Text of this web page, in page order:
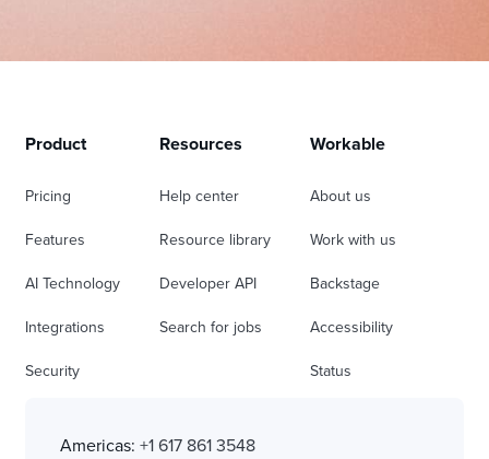
Product
Pricing
Features
AI Technology
Integrations
Security
Resources
Help center
Resource library
Developer API
Search for jobs
Workable
About us
Work with us
Backstage
Accessibility
Status
Americas: +1 617 861 3548